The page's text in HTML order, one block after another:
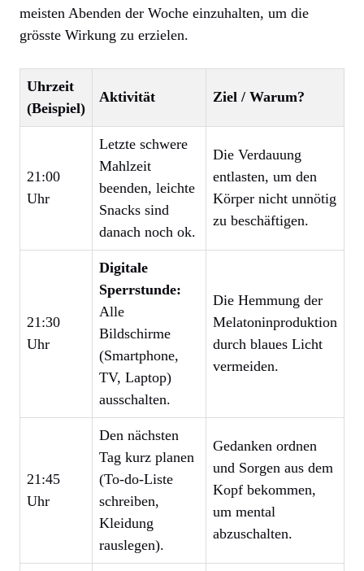
meisten Abenden der Woche einzuhalten, um die
grösste Wirkung zu erzielen.
Uhrzeit
(Beispiel)
Aktivität Ziel / Warum?
21:00
Uhr
Letzte schwere
Mahlzeit
beenden, leichte
Snacks sind
danach noch ok.
Die Verdauung
entlasten, um den
Körper nicht unnötig
zu beschäftigen.
21:30
Uhr
Digitale
Sperrstunde:
Alle
Bildschirme
(Smartphone,
TV, Laptop)
ausschalten.
Die Hemmung der
Melatoninproduktion
durch blaues Licht
vermeiden.
21:45
Uhr
Den nächsten
Tag kurz planen
(To-do-Liste
schreiben,
Kleidung
rauslegen).
Gedanken ordnen
und Sorgen aus dem
Kopf bekommen,
um mental
abzuschalten.